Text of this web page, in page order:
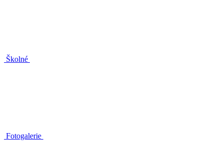
Školné
Fotogalerie